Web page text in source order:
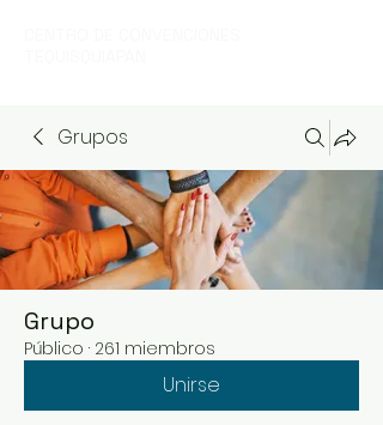
Grupos
Grupo
Público · 261 miembros
Unirse